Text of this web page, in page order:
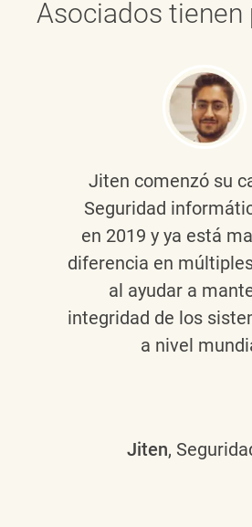
Asociados tienen
Jiten comenzó su
Seguridad
en 2019 y ya está
diferencia en
al ayudar a
integridad de los
a nivel
Jiten,